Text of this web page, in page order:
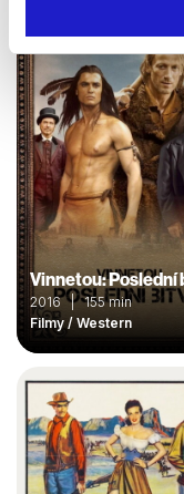
Vinnetou: Poslední
2016 | 155 min
Filmy / Western